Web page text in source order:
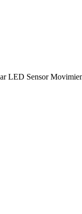
LED Sensor